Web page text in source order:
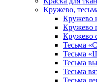
Кружево,
Кружево
Кружево
Кружево
Тесьма
Тесьма
Тесьма
Тесьма
Тесьма